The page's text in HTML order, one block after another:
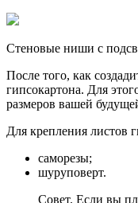
Стеновые ниши с
После того, как
гипсокартона. Для
размеров вашей
Для крепления листов
саморезы;
шуруповерт.
Совет. Если вы